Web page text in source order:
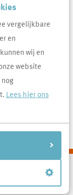
vergelijkbare
en
wij en
website
Lees hier ons
Zowel jijzelf als
van jouw huis.
de
abc. Goed